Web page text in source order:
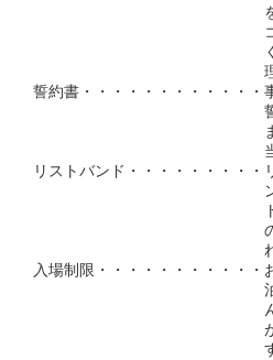
誓約書・・ ・・・・・・・・・・
リストバンド・・・・・・・・
入場制限・・・・・・・・・・